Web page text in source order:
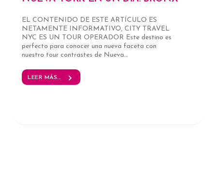
EL CONTENIDO DE ESTE ARTÍCULO ES
NETAMENTE INFORMATIVO, CITY TRAVEL
NYC ES UN TOUR OPERADOR Este destino es
perfecto para conocer una nueva faceta con
nuestro tour contrastes de Nueva...
LEER MÁS...